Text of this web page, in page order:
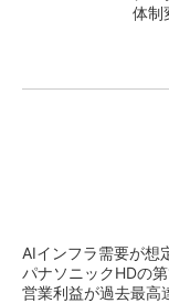
体制
AIインフラ需要が想
パナソニックHDの
営業利益が過去最高